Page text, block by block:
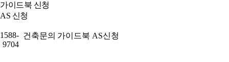
가이드북 신청
AS 신청
1588-
9704
건축문의 가이드북 AS신청